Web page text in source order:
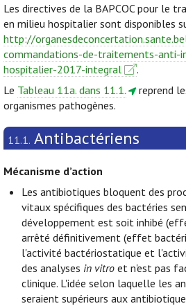
Les directives de la BAPCOC pour le
en milieu hospitalier sont disponibles
http://
commandations-de-traitements-anti-
hospitalier-2017-integral
.
Le Tableau 11a. dans 11.1.
reprend
organismes pathogènes.
11.1. Antibactériens
Mécanisme d’action
Les antibiotiques bloquent des
vitaux spécifiques des bactéries
développement est soit inhibé
arrêté définitivement (effet
l'activité bactériostatique et
des analyses in vitro et n'est pas
clinique. L'idée selon laquelle les
seraient supérieurs aux